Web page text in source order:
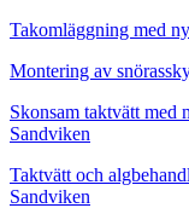
Takomläggning med
Montering av
Skonsam taktvätt med
Sandviken
Taktvätt och
Sandviken